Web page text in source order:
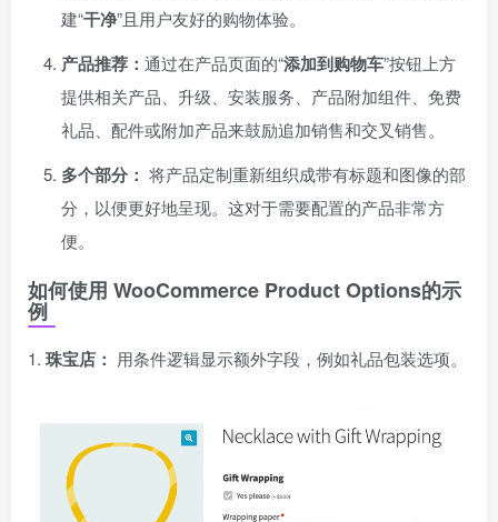
建“干净”且用户友好的购物体验。
产品推荐： 通过在产品页面的“添加到购物车”按钮上方
提供相关产品、升级、安装服务、产品附加组件、免费
礼品、配件或附加产品来鼓励追加销售和交叉销售。
多个部分： 将产品定制重新组织成带有标题和图像的部
分，以便更好地呈现。这对于需要配置的产品非常方
便。
如何使用 WooCommerce Product Options的示
例
1. 珠宝店： 用条件逻辑显示额外字段，例如礼品包装选项。